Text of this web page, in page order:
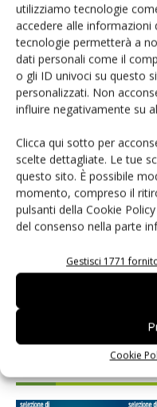
utilizziamo tecnologie
accedere alle informazioni
tecnologie permetterà a
dati personali come il
o gli ID univoci su questo
personalizzati. Non
influire negativamente su
Clicca qui sotto per
scelte dettagliate. Le tue
questo sito. È possibile
momento, compreso il
pulsanti della Cookie
del consenso nella parte
Gestisci 1771
Cookie
Salva il mio nome,
prossimi commenti.